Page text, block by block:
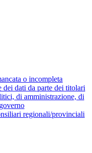
o incompleta
dei dati da parte dei titolari
di amministrazione, di
regionali/provinciali